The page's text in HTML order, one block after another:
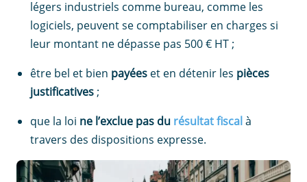
légers industriels comme bureau, comme les
logiciels, peuvent se comptabiliser en charges si
leur montant ne dépasse pas 500 € HT ;
être bel et bien payées et en détenir les pièces
justificatives ;
que la loi ne l’exclue pas du résultat fiscal à
travers des dispositions expresse.